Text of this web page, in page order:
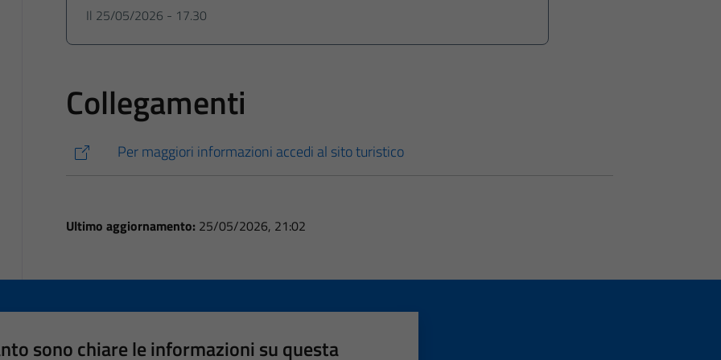
Il 25/05/2026 - 17.30
Collegamenti
Per maggiori informazioni accedi al sito turistico
Ultimo aggiornamento: 25/05/2026, 21:02
sono chiare le informazioni su questa